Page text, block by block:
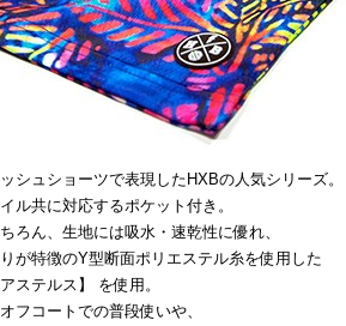
シュショーツで表現したHXBの人気シリーズ。
ル共に対応するポケット付き。
ろん、生地には吸水・速乾性に優れ、
が特徴のY型断面ポリエステル糸を使用した
ステルス】 を使用。
フコートでの普段使いや、